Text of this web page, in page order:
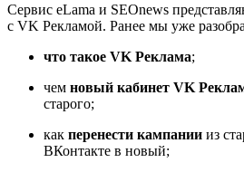
Сервис eLama и SEOnews
с VK Рекламой. Ранее мы уже
что такое VK Реклама;
чем новый кабинет VK
старого;
как перенести кампании из
ВКонтакте в новый;